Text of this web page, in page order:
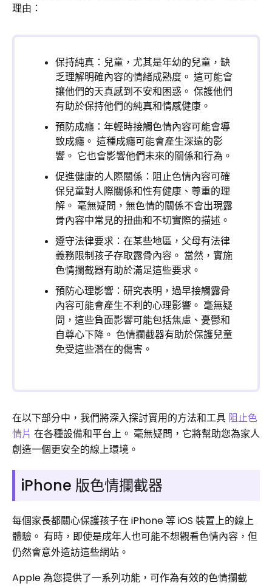
理由：
保持純真：兒童，尤其是年幼的兒童，缺
乏理解明確內容的情緒成熟度。 這可能會
讓他們的天真感到不安和困惑。 保護他們
有助於保持他們的純真和情感健康。
預防成癮：年輕時接觸色情內容可能會導
致成癮。 這種成癮可能會產生深遠的影
響。 它也會影響他們未來的關係和行為。
促進健康的人際關係：阻止色情內容可確
保兒童對人際關係和性有健康、尊重的理
解。 毫無疑問，無色情的關係不會出現露
骨內容中常見的扭曲和不切實際的描述。
遵守法律要求：在某些地區，父母有法律
義務限制孩子存取露骨內容。 當然，實施
色情攔截器有助於滿足這些要求。
預防心理影響：研究表明，過早接觸露骨
內容可能會產生不利的心理影響。 毫無疑
問，這些負面影響可能包括焦慮、憂鬱和
自尊心下降。 色情攔截器有助於保護兒童
免受這些潛在的傷害。
在以下部分中，我們將深入探討實用的方法和工具 阻止色
情片 在各種設備和平台上。 毫無疑問，它將幫助您為家人
創造一個更安全的線上環境。
iPhone 版色情攔截器
每個家長都關心保護孩子在 iPhone 等 iOS 裝置上的線上
體驗。 有時，即使是成年人也可能不想觀看色情內容，但
仍然會意外造訪這些網站。
Apple 為您提供了一系列功能，可作為有效的色情攔截